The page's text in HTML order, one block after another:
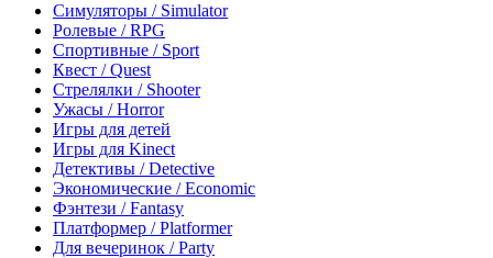
Симуляторы / Simulator
Ролевые / RPG
Спортивные / Sport
Квест / Quest
Стрелялки / Shooter
Ужасы / Horror
Игры для детей
Игры для Kinect
Детективы / Detective
Экономические / Economic
Фэнтези / Fantasy
Платформер / Platformer
Для вечеринок / Party